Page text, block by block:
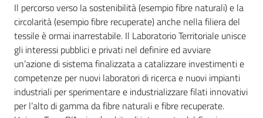
Il percorso verso la sostenibilità (esempio fibre naturali) e la
circolarità (esempio fibre recuperate) anche nella filiera del
tessile è ormai inarrestabile. Il Laboratorio Territoriale unisce
gli interessi pubblici e privati nel definire ed avviare
un’azione di sistema finalizzata a catalizzare investimenti e
competenze per nuovi laboratori di ricerca e nuovi impianti
industriali per sperimentare e industrializzare filati innovativi
per l’alto di gamma da fibre naturali e fibre recuperate.